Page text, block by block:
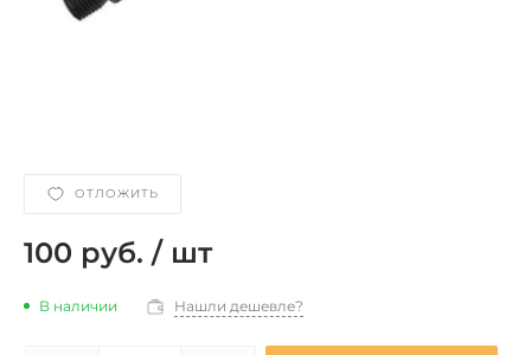
ОТЛОЖИТЬ
100 руб. / шт
В наличии Нашли дешевле?